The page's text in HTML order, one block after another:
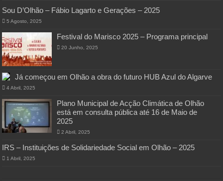
Sou D’Olhão – Fábio Lagarto e Gerações – 2025
5 Agosto, 2025
Festival do Marisco 2025 – Programa principal
20 Junho, 2025
Já começou em Olhão a obra do futuro HUB Azul do Algarve
4 Abril, 2025
Plano Municipal de Acção Climática de Olhão
está em consulta pública até 16 de Maio de
2025
2 Abril, 2025
IRS – Instituições de Solidariedade Social em Olhão – 2025
1 Abril, 2025